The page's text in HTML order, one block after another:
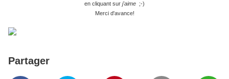
en cliquant sur j'aime ;-)
Merci d'avance!
Partager